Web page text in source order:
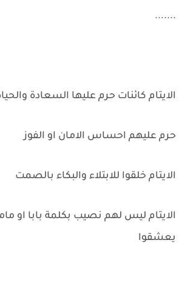
.......
الايتام كائنات حرم عليها السعادة
حرم عليهم احساس الامان او الفوز
الايتام خلقوا للابتلاء والبكاء بالصمت
الايتام ليس لهم نصيب بكلمة بابا او
يعشقوا